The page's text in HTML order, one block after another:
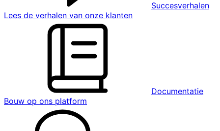
Succesverhalen
Lees de verhalen van onze klanten
Documentatie
Bouw op ons platform